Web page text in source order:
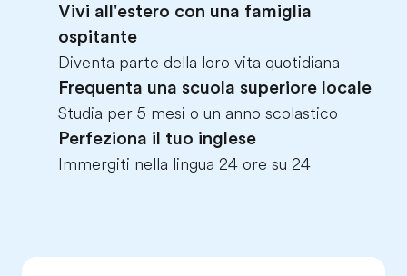
Vivi all'estero con una famiglia
ospitante
Diventa parte della loro vita quotidiana
Frequenta una scuola superiore locale
Studia per 5 mesi o un anno scolastico
Perfeziona il tuo inglese
Immergiti nella lingua 24 ore su 24